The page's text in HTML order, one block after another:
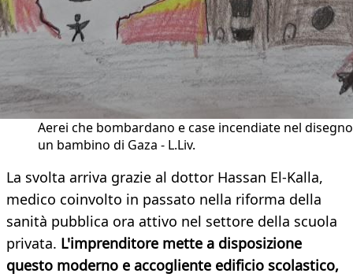
Aerei che bombardano e case incendiate nel
un bambino di Gaza - L.Liv.
La svolta arriva grazie al dottor Hassan El-Kalla,
medico coinvolto in passato nella riforma della
sanità pubblica ora attivo nel settore della scuola
privata. L'imprenditore mette a disposizione
questo moderno e accogliente edificio scolastico,